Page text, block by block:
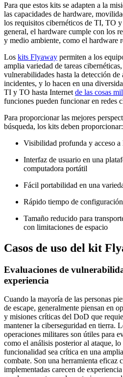
Para que estos kits se adapten a la
las capacidades de hardware,
los requisitos cibernéticos de TI, TO
general, el hardware cumple con los
y medio ambiente, como el hardware
Los kits Flyaway permiten a los
amplia variedad de tareas
vulnerabilidades hasta la detección de
incidentes, y lo hacen en una
TI y TO hasta Internet de las cosas
funciones pueden funcionar en redes
Para proporcionar las mejores
búsqueda, los kits deben proporcionar:
Visibilidad profunda y acceso a
Interfaz de usuario en una
computadora portátil
Fácil portabilidad en una
Rápido tiempo de
Tamaño reducido para
con limitaciones de espacio
Casos de uso del kit
Evaluaciones de
experiencia
Cuando la mayoría de las personas
de escape, generalmente piensan en
y misiones críticas del DoD que
mantener la ciberseguridad en tierra.
operaciones militares son útiles para
como el análisis posterior al ataque, lo
funcionalidad sea crítica en una
combate. Son una herramienta eficaz
implementadas carecen de